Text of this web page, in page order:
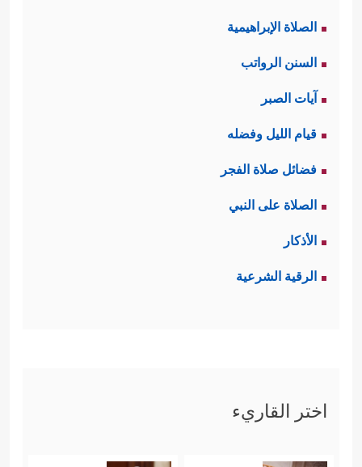
الصلاة الإبراهيمية
السنن الرواتب
آيات الصبر
قيام الليل وفضله
فضائل صلاة الفجر
الصلاة على النبي
الأذكار
الرقية الشرعية
اختر القاريء